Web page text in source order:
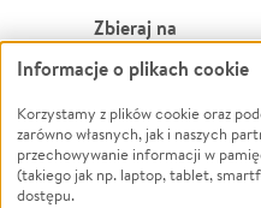
Zbieraj na
Leczenie
Zwierzęta
Pożar
Ukraina
Informacje o plikach cookie
Korzystamy z plików cookie oraz
zarówno własnych, jak i naszych
przechowywanie informacji w
(takiego jak np. laptop, tablet,
dostępu.